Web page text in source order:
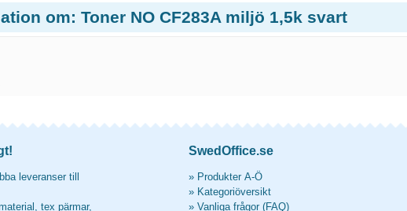
om: Toner NO CF283A miljö 1,5k svart
leveranser till
tex pärmar,
SwedOffice.se
» Produkter A-Ö
» Kategoriöversikt
» Vanliga frågor (FAQ)